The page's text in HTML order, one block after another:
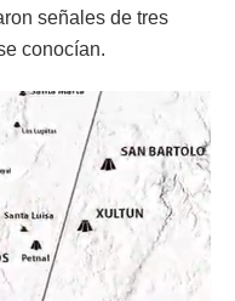
señales de tres
conocían.